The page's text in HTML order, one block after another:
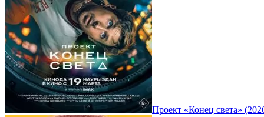
Проект «Конец света»